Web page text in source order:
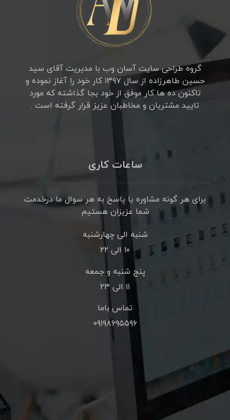
گروه طراحی سایت آسان وب با مدیریت آقای سید
حسین طاهرزاده از سال ۱۳۹۷ کار خود را آغاز نموده و
تاکنون ده ها کار موفق از خود بجا گذاشته که مورد
تایید مشتریان و مخاطبان عزیز قرار گرفته است .
ساعات کاری
برای هر گونه مشاوره یا پاسخ به هر سوال ما درخدمت
شما عزیزان هستیم
شنبه الی چهارشنبه
۱۰ الی ۲۲
پنج شنبه و جمعه
۱۱ الی ۲۳
تماس باما
۰۹۱۹۸۶۹۵۵۹۶